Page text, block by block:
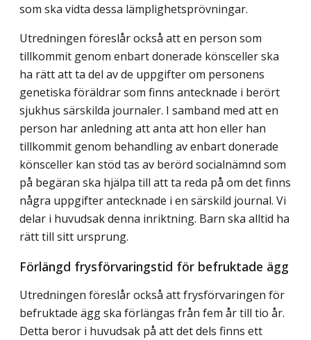
som ska vidta dessa lämplighetsprövningar.
Utredningen föreslår också att en person som
tillkommit genom enbart donerade könsceller ska
ha rätt att ta del av de uppgifter om personens
genetiska föräldrar som finns antecknade i berört
sjukhus särskilda journaler. I samband med att en
person har anledning att anta att hon eller han
tillkommit genom behandling av enbart donerade
könsceller kan stöd tas av berörd socialnämnd som
på begäran ska hjälpa till att ta reda på om det finns
några uppgifter antecknade i en särskild journal. Vi
delar i huvudsak denna inriktning. Barn ska alltid ha
rätt till sitt ursprung.
Förlängd frysförvaringstid för befruktade ägg
Utredningen föreslår också att frysförvaringen för
befruktade ägg ska förlängas från fem år till tio år.
Detta beror i huvudsak på att det dels finns ett